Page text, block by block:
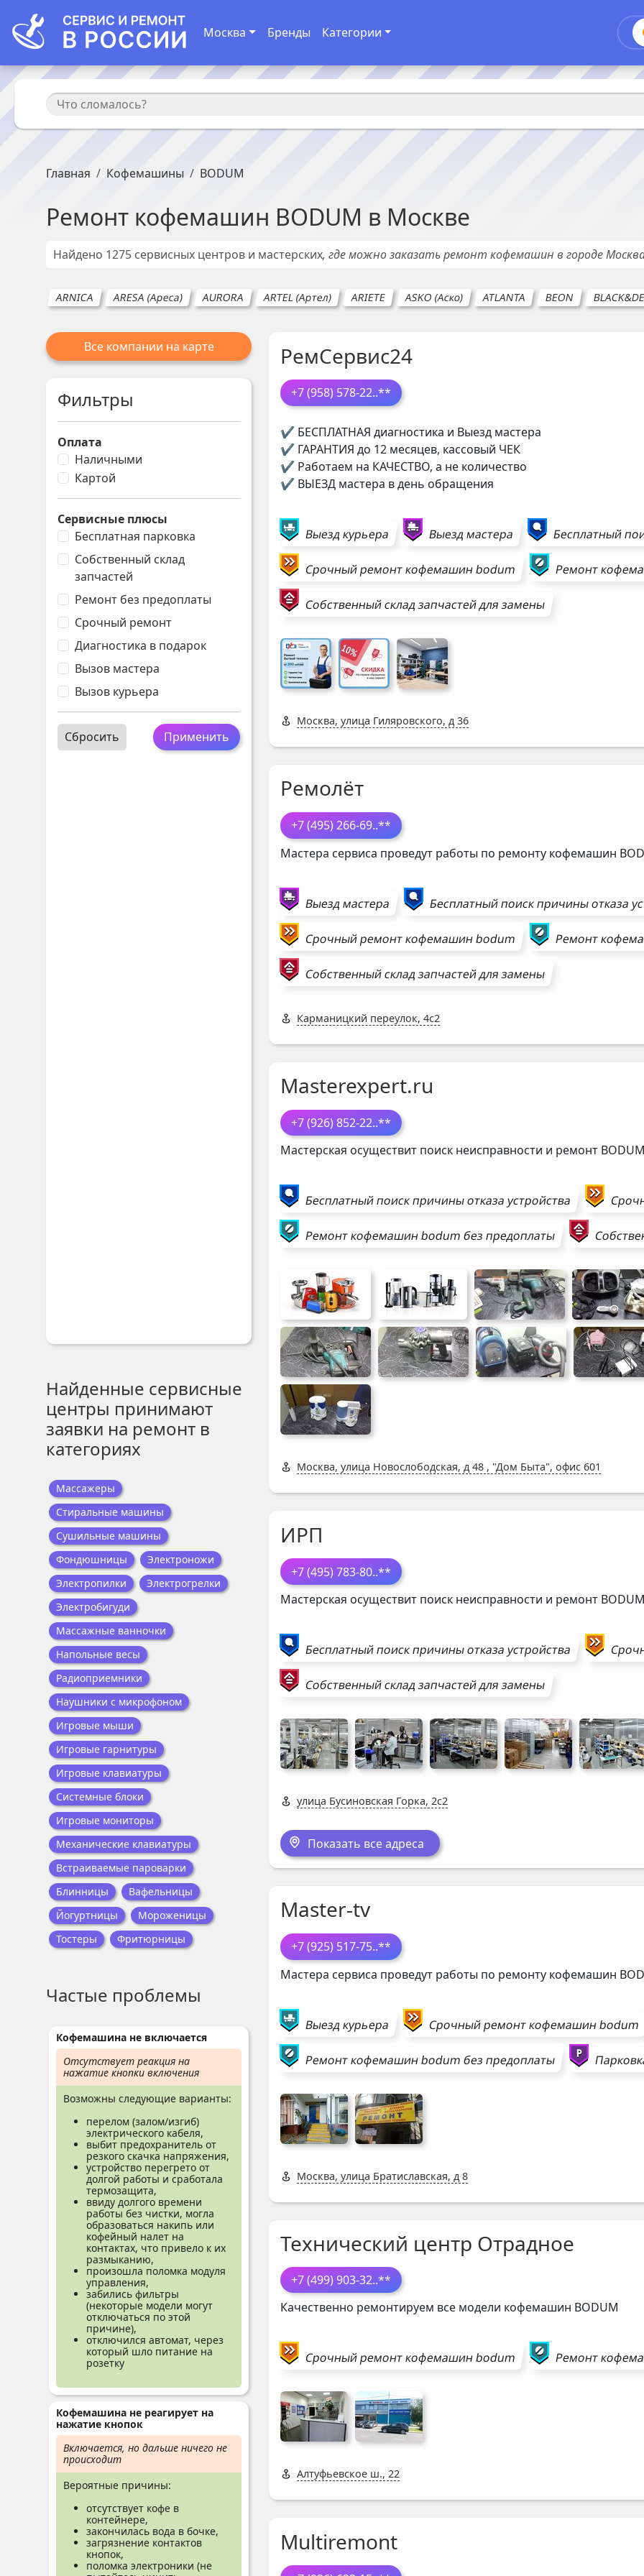
Москва Бренды Категории
Главная Кофемашины BODUM
Ремонт кофемашин BODUM в Москве
Найдено 1275 сервисных центров и мастерских, где можно заказать ремонт кофемашин в городе
ARNICA ARESA (Ареса) AURORA ARTEL (Артел) ARIETE ASKO (Аско) ATLANTA BEON
Все компании на карте
Фильтры
Оплата
Наличными
Картой
Сервисные плюсы
Бесплатная парковка
Собственный склад
запчастей
Ремонт без предоплаты
Срочный ремонт
Диагностика в подарок
Вызов мастера
Вызов курьера
Применить
Сбросить
Найденные сервисные
центры принимают
заявки на ремонт в
категориях
Массажеры
Стиральные машины
Сушильные машины
Фондюшницы
Электроножи
Электропилки
Электрогрелки
Электробигуди
Массажные ванночки
Напольные весы
Радиоприемники
Наушники с микрофоном
Игровые мыши
Игровые гарнитуры
Игровые клавиатуры
Системные блоки
Игровые мониторы
Механические клавиатуры
Встраиваемые пароварки
Блинницы
Вафельницы
Йогуртницы
Мороженицы
Тостеры
Фритюрницы
Частые проблемы
Кофемашина не включается
Отсутствует реакция на
нажатие кнопки включения
Возможны следующие варианты:
перелом (залом/изгиб)
электрического кабеля,
выбит предохранитель от
резкого скачка напряжения,
устройство перегрето от
долгой работы и сработала
термозащита,
ввиду долгого времени
работы без чистки, могла
образоваться накипь или
кофейный налет на
контактах, что привело к их
размыканию,
произошла поломка модуля
управления,
забились фильтры
(некоторые модели могут
отключаться по этой
причине),
отключился автомат, через
который шло питание на
розетку
Кофемашина не реагирует на
нажатие кнопок
Включается, но дальше ничего не
происходит
Вероятные причины:
отсутствует кофе в
контейнере,
закончилась вода в бочке,
загрязнение контактов
кнопок,
поломка электроники (не
РемСервис24
+7 (958) 578-22..**
✔ БЕСПЛАТНАЯ диагностика и Выезд мастера
✔ ГАРАНТИЯ до 12 месяцев, кассовый ЧЕК
✔ Работаем на КАЧЕСТВО, а не количество
✔ ВЫЕЗД мастера в день обращения
Выезд курьера Выезд мастера Бесплатный
Срочный ремонткофемашинbodum Ремонт
Собственный склад запчастей для замены
Москва, улица Гиляровского, д 36
Ремолёт
+7 (495) 266-69..**
Мастера сервиса проведут работы по ремонту кофемашин
Выезд мастера Бесплатный поиск причины отказа
Срочный ремонткофемашинbodum Ремонт
Собственный склад запчастей для замены
Карманицкий переулок, 4с2
Masterexpert.ru
+7 (926) 852-22..**
Мастерская осуществит поиск неисправности и ремонт
Бесплатный поиск причины отказа устройства
Ремонткофемашинbodumбез предоплаты
Москва, улица Новослободская, д 48 , "Дом Быта", офис 601
ИРП
+7 (495) 783-80..**
Мастерская осуществит поиск неисправности и ремонт
Бесплатный поиск причины отказа устройства
Собственный склад запчастей для замены
улица Бусиновская Горка, 2с2
Показать все адреса
Master-tv
+7 (925) 517-75..**
Мастера сервиса проведут работы по ремонту кофемашин
Выезд курьера Срочный ремонткофемашинbodum
Ремонткофемашинbodumбез предоплаты
Москва, улица Братиславская, д 8
Технический центр Отрадное
+7 (499) 903-32..**
Качественно ремонтируем все модели кофемашин BODUM
Срочный ремонткофемашинbodum Ремонт
Алтуфьевское ш., 22
Multiremont